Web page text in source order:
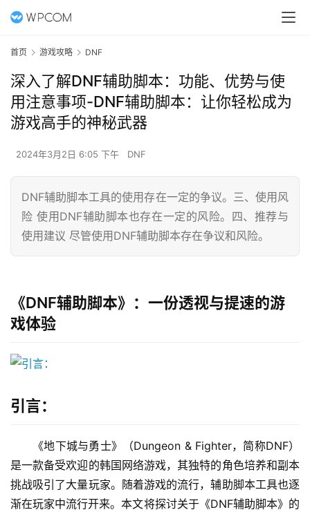
首页 游戏攻略 DNF
深入了解DNF辅助脚本：功能、优势与使
用注意事项-DNF辅助脚本：让你轻松成为
游戏高手的神秘武器
2024年3月2日 6:05 下午 DNF
DNF辅助脚本工具的使用存在一定的争议。三、使用风
险 使用DNF辅助脚本也存在一定的风险。四、推荐与
使用建议 尽管使用DNF辅助脚本存在争议和风险。
《DNF辅助脚本》：一份透视与提速的游
戏体验
引言：
《地下城与勇士》（Dungeon & Fighter，简称DNF）
是一款备受欢迎的韩国网络游戏，其独特的角色培养和副本
挑战吸引了大量玩家。随着游戏的流行，辅助脚本工具也逐
渐在玩家中流行开来。本文将探讨关于《DNF辅助脚本》的